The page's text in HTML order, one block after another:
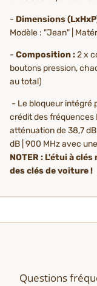
- Dimensions
Modèle : "Jean" |
- Composition :2 x
boutons pression,
au total)
- Le bloqueur intégré
crédit des fréquences
atténuation de 38,7
dB | 900 MHz avec
NOTER : L'étui à
des clés de voiture !
Questions